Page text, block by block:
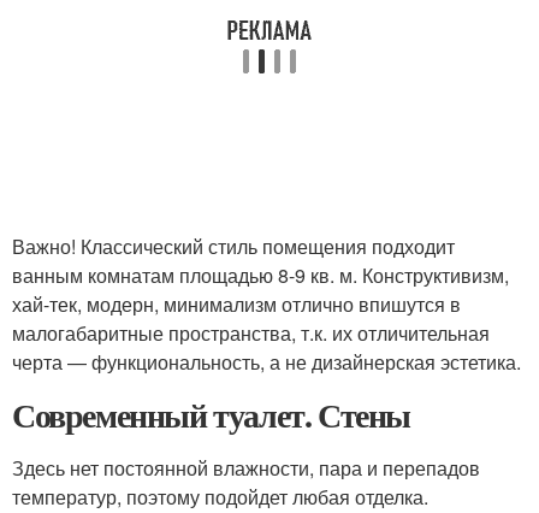
Важно! Классический стиль помещения подходит
ванным комнатам площадью 8-9 кв. м. Конструктивизм,
хай-тек, модерн, минимализм отлично впишутся в
малогабаритные пространства, т.к. их отличительная
черта — функциональность, а не дизайнерская эстетика.
Современный туалет. Стены
Здесь нет постоянной влажности, пара и перепадов
температур, поэтому подойдет любая отделка.